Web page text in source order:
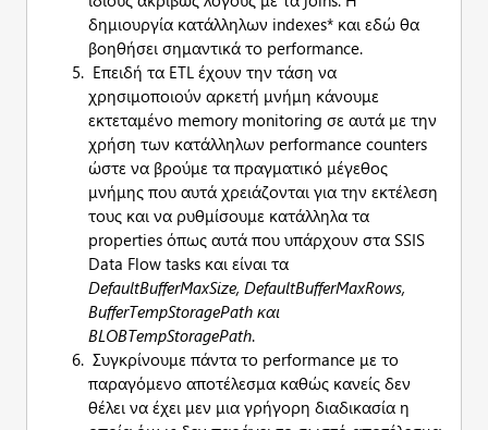
δημιουργία κατάλληλων indexes* και εδώ θα
βοηθήσει σημαντικά το performance.
Επειδή τα ETL έχουν την τάση να
χρησιμοποιούν αρκετή μνήμη κάνουμε
εκτεταμένο memory monitoring σε αυτά με την
χρήση των κατάλληλων performance counters
ώστε να βρούμε τα πραγματικό μέγεθος
μνήμης που αυτά χρειάζονται για την εκτέλεση
τους και να ρυθμίσουμε κατάλληλα τα
properties όπως αυτά που υπάρχουν στα SSIS
Data Flow tasks και είναι τα
DefaultBufferMaxSize, DefaultBufferMaxRows,
BufferTempStoragePath και
BLOBTempStoragePath.
Συγκρίνουμε πάντα το performance με το
παραγόμενο αποτέλεσμα καθώς κανείς δεν
θέλει να έχει μεν μια γρήγορη διαδικασία η